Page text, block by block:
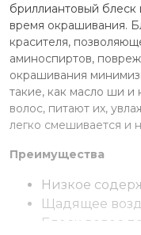
бриллиантовый блеск
время окрашивания.
красителя,
аминоспиртов,
окрашивания
такие, как масло ши и
волос, питают их,
легко смешивается и
Преимущества
Низкое
Щадящее
Блеск волос